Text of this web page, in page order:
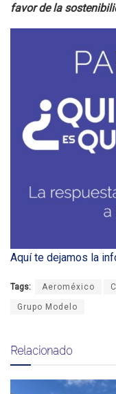
favor de la
Aquí te dejamos la
Tags: Aeroméxico
Grupo Modelo
Relacionado